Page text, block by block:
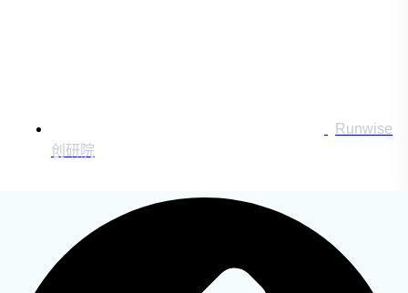
Runwise
创研院